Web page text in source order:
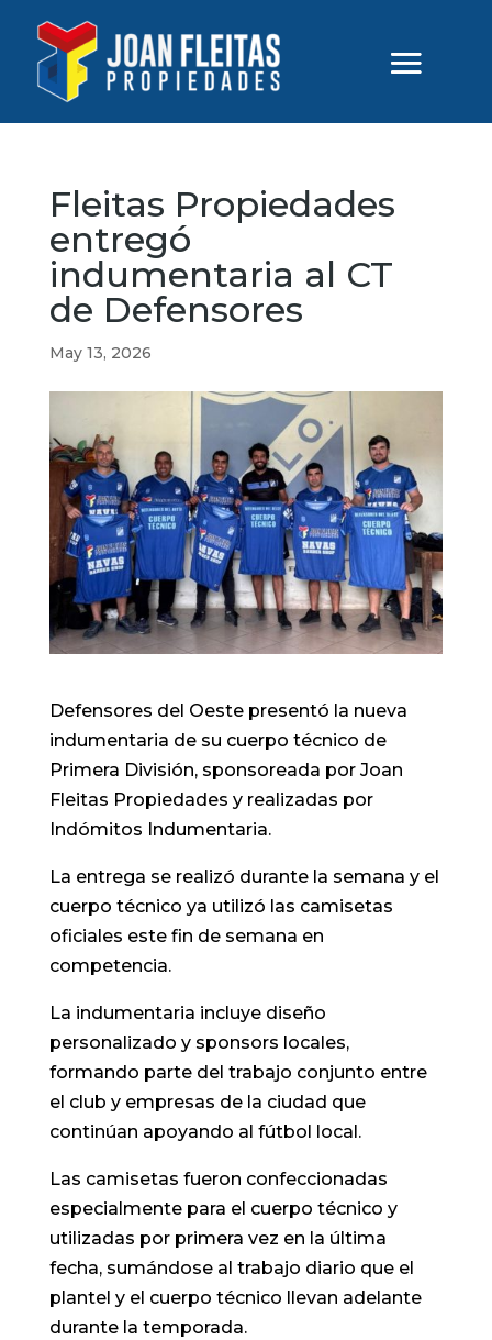
Fleitas Propiedades
entregó
indumentaria al CT
de Defensores
May 13, 2026
Defensores del Oeste presentó la nueva
indumentaria de su cuerpo técnico de
Primera División, sponsoreada por Joan
Fleitas Propiedades y realizadas por
Indómitos Indumentaria.
La entrega se realizó durante la semana y el
cuerpo técnico ya utilizó las camisetas
oficiales este fin de semana en
competencia.
La indumentaria incluye diseño
personalizado y sponsors locales,
formando parte del trabajo conjunto entre
el club y empresas de la ciudad que
continúan apoyando al fútbol local.
Las camisetas fueron confeccionadas
especialmente para el cuerpo técnico y
utilizadas por primera vez en la última
fecha, sumándose al trabajo diario que el
plantel y el cuerpo técnico llevan adelante
durante la temporada.